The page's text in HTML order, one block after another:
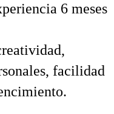
6 meses
facilidad